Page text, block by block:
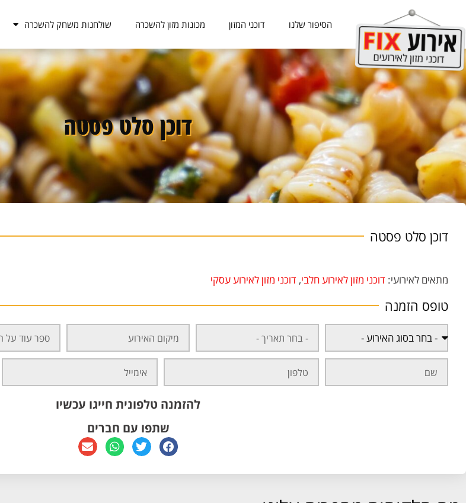
הסיפור שלנו דוכני המזון מכונות מזון להשכרה שולחנות משחק להשכרה
דוכן סלט פסטה
דוכן סלט פסטה
מתאים לאירועי: דוכני מזון לאירוע חלבי, דוכני מזון לאירוע עסקי
טופס הזמנה
להזמנה טלפונית חייגו עכשיו
שתפו עם חברים